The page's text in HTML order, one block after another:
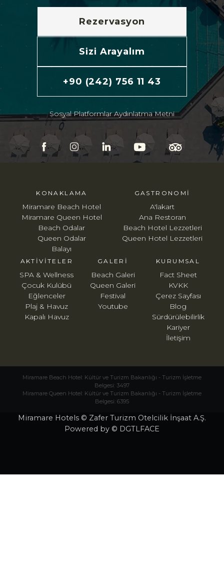
Rezervasyon
Sizi Arayalım
+90 (242) 756 11 43
KONAKLAMA
Miramare Beach Hotel
Miramare Queen Hotel
Beach Odalar
Queen Odalar
Balayı
GASTRONOMI
A'lakart
Ana Restoran
Beach Hotel Lezzetleri
Queen Hotel Lezzetleri
AKTIVITELER
SPA & Wellness
Çocuk Kulübü
Eğlenceler
Plaj & Havuz
Kapalı Havuz
KURUMSAL
Fact Sheet
KVKK
Çerez Sayfası
Blog
Sürdürülebilirlik
Kariyer
İletişim
GALERI
Beach Galeri
Queen Galeri
Festival
Youtube
Sosyal Platformlar Aydınlatma Metni
Miramare Beach Hotel: Kültür ve Turizm Bakanlığı - Turizm İşletme
Belgesi: 3497
Miramare Queen Hotel: Kültür ve Turizm Bakanlığı - Turizm İşletme
Belgesi: 6395
Miramare Hotels © Zafer Turizm Otelcilik İnşaat A.Ş.
Powered by © DGTLFACE